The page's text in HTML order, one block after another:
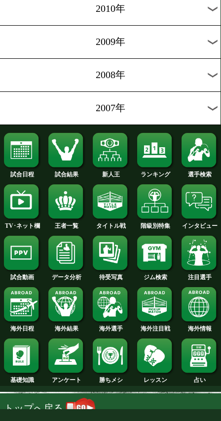
2018年
2016年
2015年
2014年
2013年
2012年
2011年
2010年